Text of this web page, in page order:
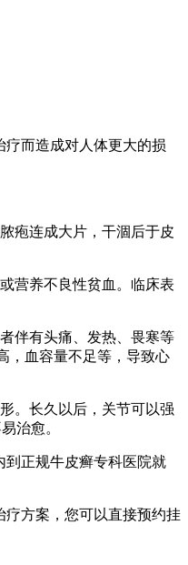
而造成对人体更大的损
疱连成大片，干涸后于皮
营养不良性贫血。临床表
伴有头痛、发热、畏寒等
，血容量不足等，导致心
。长久以后，关节可以强
治愈。
到正规牛皮癣专科医院就
方案，您可以直接预约挂